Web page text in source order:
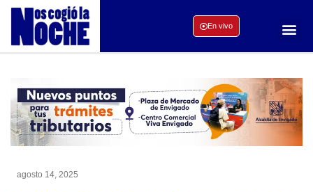
En vivo
agosto 14, 2025